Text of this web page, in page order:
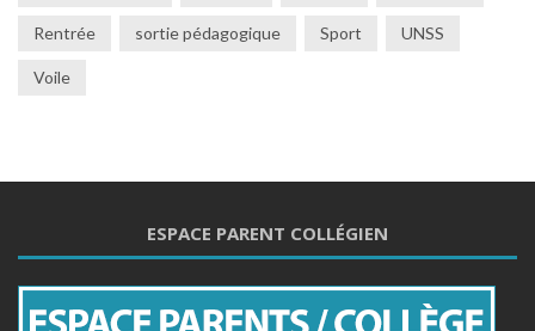
Rentrée sortie pédagogique Sport UNSS
Voile
ESPACE PARENT COLLÉGIEN